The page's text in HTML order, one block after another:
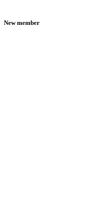
New member